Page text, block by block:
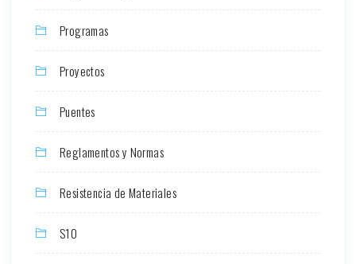
Programas
Proyectos
Puentes
Reglamentos y Normas
Resistencia de Materiales
S10